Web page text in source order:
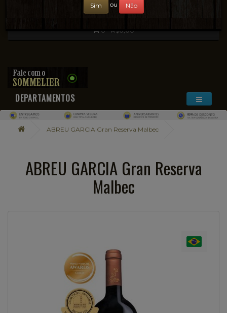
0 - R$0,00
DEPARTAMENTOS
ABREU GARCIA Gran Reserva Malbec
ABREU GARCIA Gran Reserva
Malbec
Sim ou Não